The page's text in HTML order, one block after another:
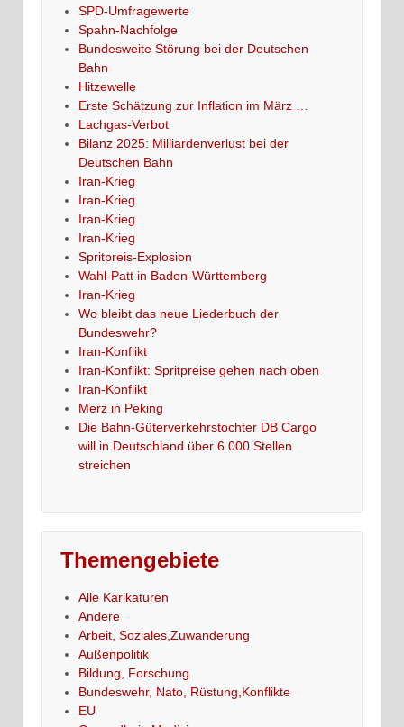
SPD-Umfragewerte
Spahn-Nachfolge
Bundesweite Störung bei der Deutschen
Bahn
Hitzewelle
Erste Schätzung zur Inflation im März …
Lachgas-Verbot
Bilanz 2025: Milliardenverlust bei der
Deutschen Bahn
Iran-Krieg
Iran-Krieg
Iran-Krieg
Iran-Krieg
Spritpreis-Explosion
Wahl-Patt in Baden-Württemberg
Iran-Krieg
Wo bleibt das neue Liederbuch der
Bundeswehr?
Iran-Konflikt
Iran-Konflikt: Spritpreise gehen nach oben
Iran-Konflikt
Merz in Peking
Die Bahn-Güterverkehrstochter DB Cargo
will in Deutschland über 6 000 Stellen
streichen
Themengebiete
Alle Karikaturen
Andere
Arbeit, Soziales,Zuwanderung
Außenpolitik
Bildung, Forschung
Bundeswehr, Nato, Rüstung,Konflikte
EU